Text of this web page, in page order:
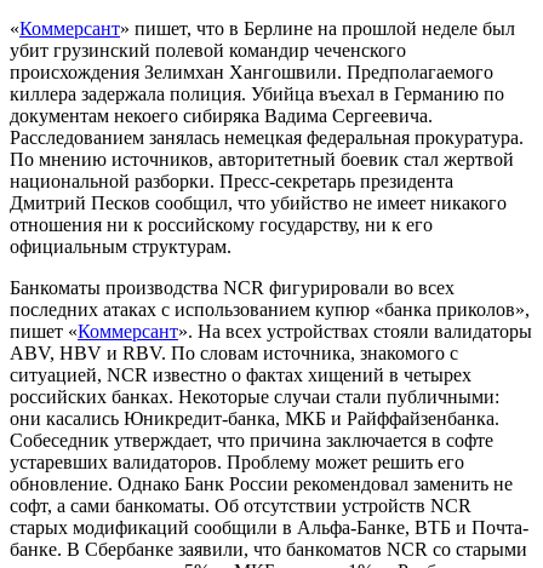
«Коммерсант» пишет, что в Берлине на прошлой неделе был
убит грузинский полевой командир чеченского
происхождения Зелимхан Хангошвили. Предполагаемого
киллера задержала полиция. Убийца въехал в Германию по
документам некоего сибиряка Вадима Сергеевича.
Расследованием занялась немецкая федеральная прокуратура.
По мнению источников, авторитетный боевик стал жертвой
национальной разборки. Пресс-секретарь президента
Дмитрий Песков сообщил, что убийство не имеет никакого
отношения ни к российскому государству, ни к его
официальным структурам.
Банкоматы производства NCR фигурировали во всех
последних атаках с использованием купюр «банка приколов»,
пишет «Коммерсант». На всех устройствах стояли валидаторы
ABV, HBV и RBV. По словам источника, знакомого с
ситуацией, NCR известно о фактах хищений в четырех
российских банках. Некоторые случаи стали публичными:
они касались Юникредит-банка, МКБ и Райффайзенбанка.
Собеседник утверждает, что причина заключается в софте
устаревших валидаторов. Проблему может решить его
обновление. Однако Банк России рекомендовал заменить не
софт, а сами банкоматы. Об отсутствии устройств NCR
старых модификаций сообщили в Альфа-Банке, ВТБ и Почта-
банке. В Сбербанке заявили, что банкоматов NCR со старыми